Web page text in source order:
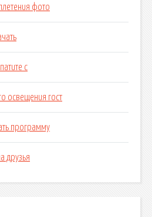
фото
с
освещения гост
программу
друзья